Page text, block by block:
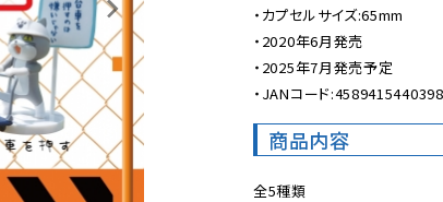
・カプセルサイズ:65mm
・2020年6月発売
・2025年7月発売予定
・JANコード:4589415440398
商品内容
全5種類